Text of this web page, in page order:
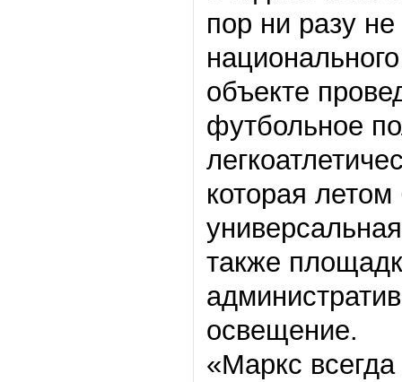
пор ни разу
объекте
футбольное
которая летом
также
освещение.
«Маркс